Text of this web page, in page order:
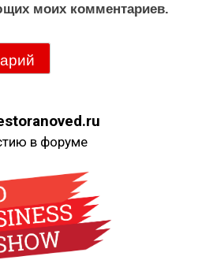
моих комментариев.
в форуме